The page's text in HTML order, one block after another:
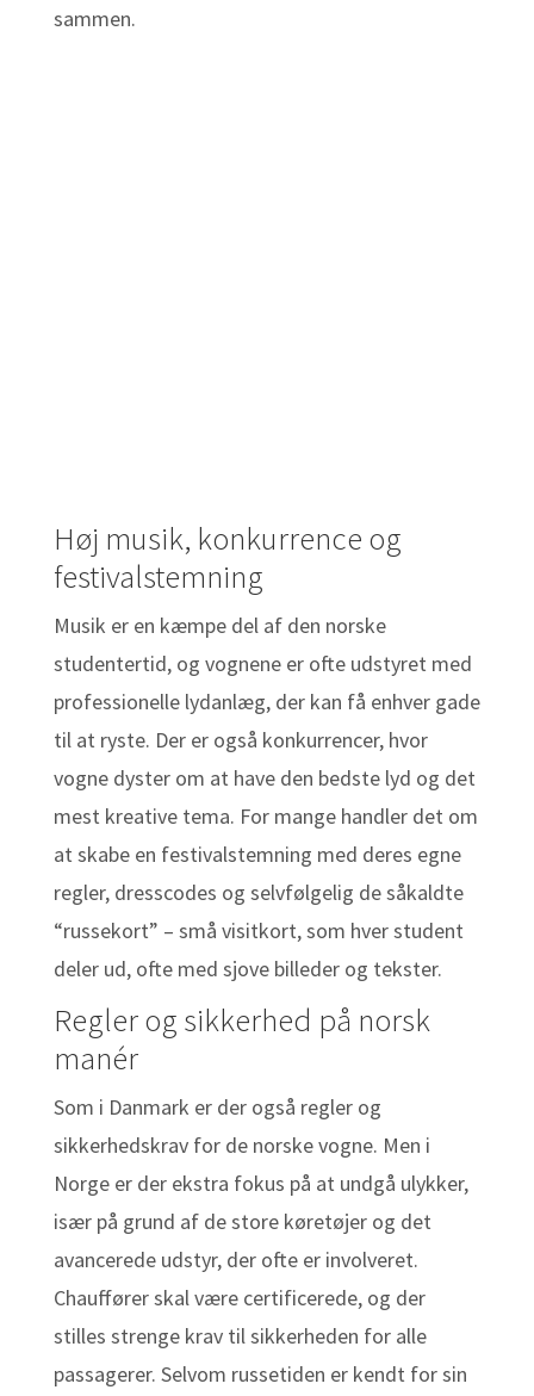
sammen.
Høj musik, konkurrence og
festivalstemning
Musik er en kæmpe del af den norske
studentertid, og vognene er ofte udstyret med
professionelle lydanlæg, der kan få enhver gade
til at ryste. Der er også konkurrencer, hvor
vogne dyster om at have den bedste lyd og det
mest kreative tema. For mange handler det om
at skabe en festivalstemning med deres egne
regler, dresscodes og selvfølgelig de såkaldte
“russekort” – små visitkort, som hver student
deler ud, ofte med sjove billeder og tekster.
Regler og sikkerhed på norsk
manér
Som i Danmark er der også regler og
sikkerhedskrav for de norske vogne. Men i
Norge er der ekstra fokus på at undgå ulykker,
især på grund af de store køretøjer og det
avancerede udstyr, der ofte er involveret.
Chauffører skal være certificerede, og der
stilles strenge krav til sikkerheden for alle
passagerer. Selvom russetiden er kendt for sin